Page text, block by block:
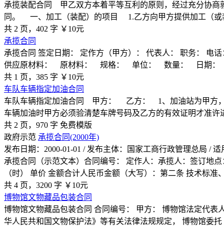
承揽装配合同 甲乙双方本着平等互利的原则，经过充分协商
同。 一、加工（装配）的项目 1.乙方向甲方提供加工（或
共 2 页，402 字 ￥10元
承揽合同
承揽合同 签定日期： 定作方（甲方）： 代表人： 职务：
供应原材料： 原材料： 规格： 单位： 数量： 日期：
共 1 页，385 字 ￥10元
车队车辆指定加油合同
车队车辆指定加油合同 甲方： 乙方： 1、加油站为甲方，
车辆加油时甲方必须验清楚车牌号码及乙方的有效证明才准
共 2 页，970 字 免费模版
政府示范 承揽合同(2000年)
发布日期：2000-01-01 / 发布主体：国家工商行政管理总局 /
承揽合同（示范文本）合同编号： 定作人：承揽人：签订地
（时） 单价 金额合计人民币金额（大写）：第二条 技术标准
共 4 页，3200 字 ￥10元
博物馆文物藏品包装合同
博物馆文物藏品包装合同 合同编号： 甲方： 博物馆法定代
华人民共和国文物保护法》等有关法律法规规定， 博物馆委